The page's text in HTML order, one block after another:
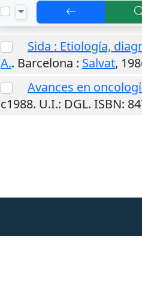
Sida : Etiología,
A.. Barcelona : Salvat,
Avances en
c1988. U.I.: DGL. ISBN: